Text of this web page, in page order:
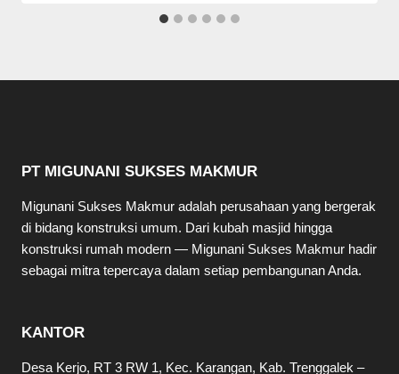
PT MIGUNANI SUKSES MAKMUR
Migunani Sukses Makmur adalah perusahaan yang bergerak
di bidang konstruksi umum. Dari kubah masjid hingga
konstruksi rumah modern — Migunani Sukses Makmur hadir
sebagai mitra tepercaya dalam setiap pembangunan Anda.
KANTOR
Desa Kerjo, RT 3 RW 1, Kec. Karangan, Kab. Trenggalek –